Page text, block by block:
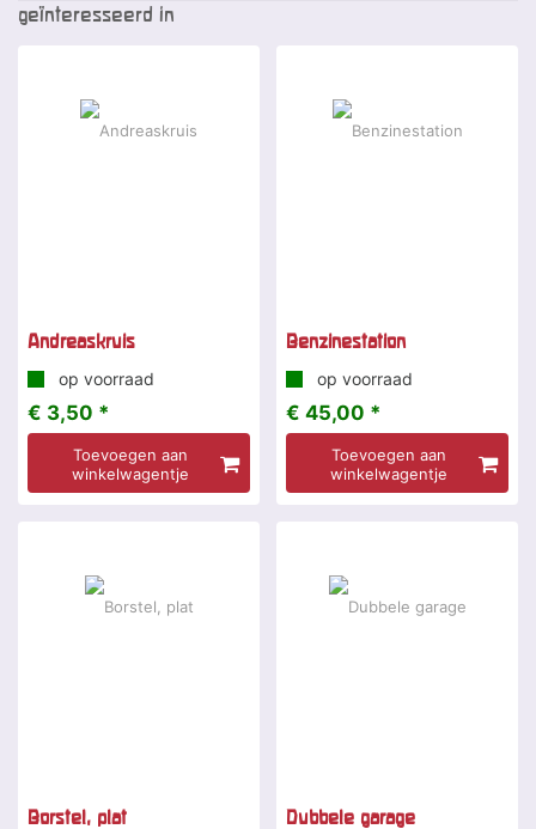
geïnteresseerd in
Andreaskruis
op voorraad
€ 3,50 *
Toevoegen aan
winkelwagentje
Benzinestation
op voorraad
€ 45,00 *
Toevoegen aan
winkelwagentje
Borstel, plat Dubbele garage